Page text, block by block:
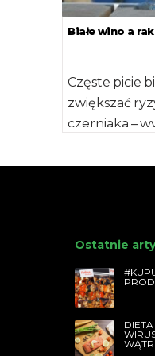
Białe wino a
Częste picie
zwiększać
czerniaka –
"Cancer
Ostatnie